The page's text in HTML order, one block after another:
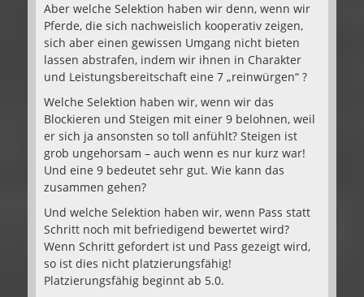
Aber welche Selektion haben wir denn, wenn wir
Pferde, die sich nachweislich kooperativ zeigen,
sich aber einen gewissen Umgang nicht bieten
lassen abstrafen, indem wir ihnen in Charakter
und Leistungsbereitschaft eine 7 „reinwürgen“ ?
Welche Selektion haben wir, wenn wir das
Blockieren und Steigen mit einer 9 belohnen, weil
er sich ja ansonsten so toll anfühlt? Steigen ist
grob ungehorsam – auch wenn es nur kurz war!
Und eine 9 bedeutet sehr gut. Wie kann das
zusammen gehen?
Und welche Selektion haben wir, wenn Pass statt
Schritt noch mit befriedigend bewertet wird?
Wenn Schritt gefordert ist und Pass gezeigt wird,
so ist dies nicht platzierungsfähig!
Platzierungsfähig beginnt ab 5.0.